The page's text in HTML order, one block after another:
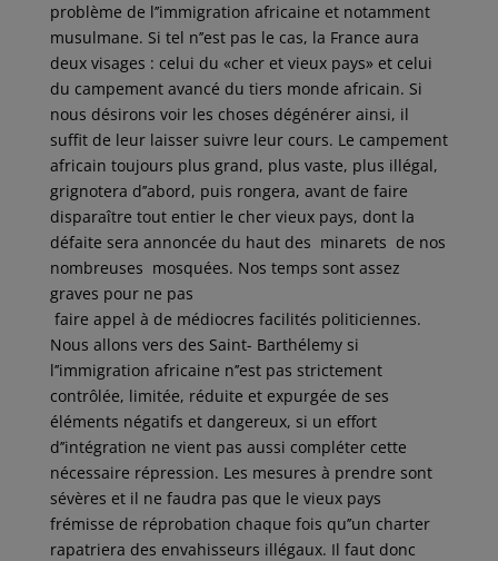
problème de l’’immigration africaine et notamment
musulmane. Si tel n’’est pas le cas, la France aura
deux visages : celui du «cher et vieux pays» et celui
du campement avancé du tiers monde africain. Si
nous désirons voir les choses dégénérer ainsi, il
suffit de leur laisser suivre leur cours. Le campement
africain toujours plus grand, plus vaste, plus illégal,
grignotera d’’abord, puis rongera, avant de faire
disparaître tout entier le cher vieux pays, dont la
défaite sera annoncée du haut des minarets de nos
nombreuses mosquées. Nos temps sont assez
graves pour ne pas
faire appel à de médiocres facilités politiciennes.
Nous allons vers des Saint- Barthélemy si
l’’immigration africaine n’’est pas strictement
contrôlée, limitée, réduite et expurgée de ses
éléments négatifs et dangereux, si un effort
d’’intégration ne vient pas aussi compléter cette
nécessaire répression. Les mesures à prendre sont
sévères et il ne faudra pas que le vieux pays
frémisse de réprobation chaque fois qu’’un charter
rapatriera des envahisseurs illégaux. Il faut donc